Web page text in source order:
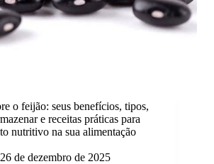
o feijão: seus benefícios, tipos,
e receitas práticas para
nutritivo na sua alimentação
26 de dezembro de 2025